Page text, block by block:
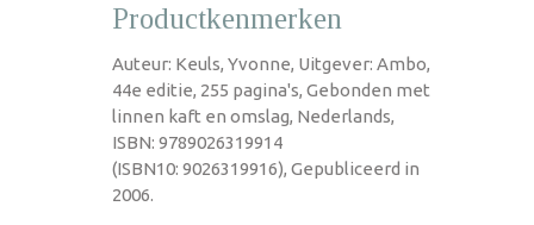
Productkenmerken
Auteur: Keuls, Yvonne, Uitgever: Ambo,
44e editie, 255 pagina's, Gebonden met
linnen kaft en omslag, Nederlands,
ISBN: 9789026319914
(ISBN10: 9026319916), Gepubliceerd in
2006.